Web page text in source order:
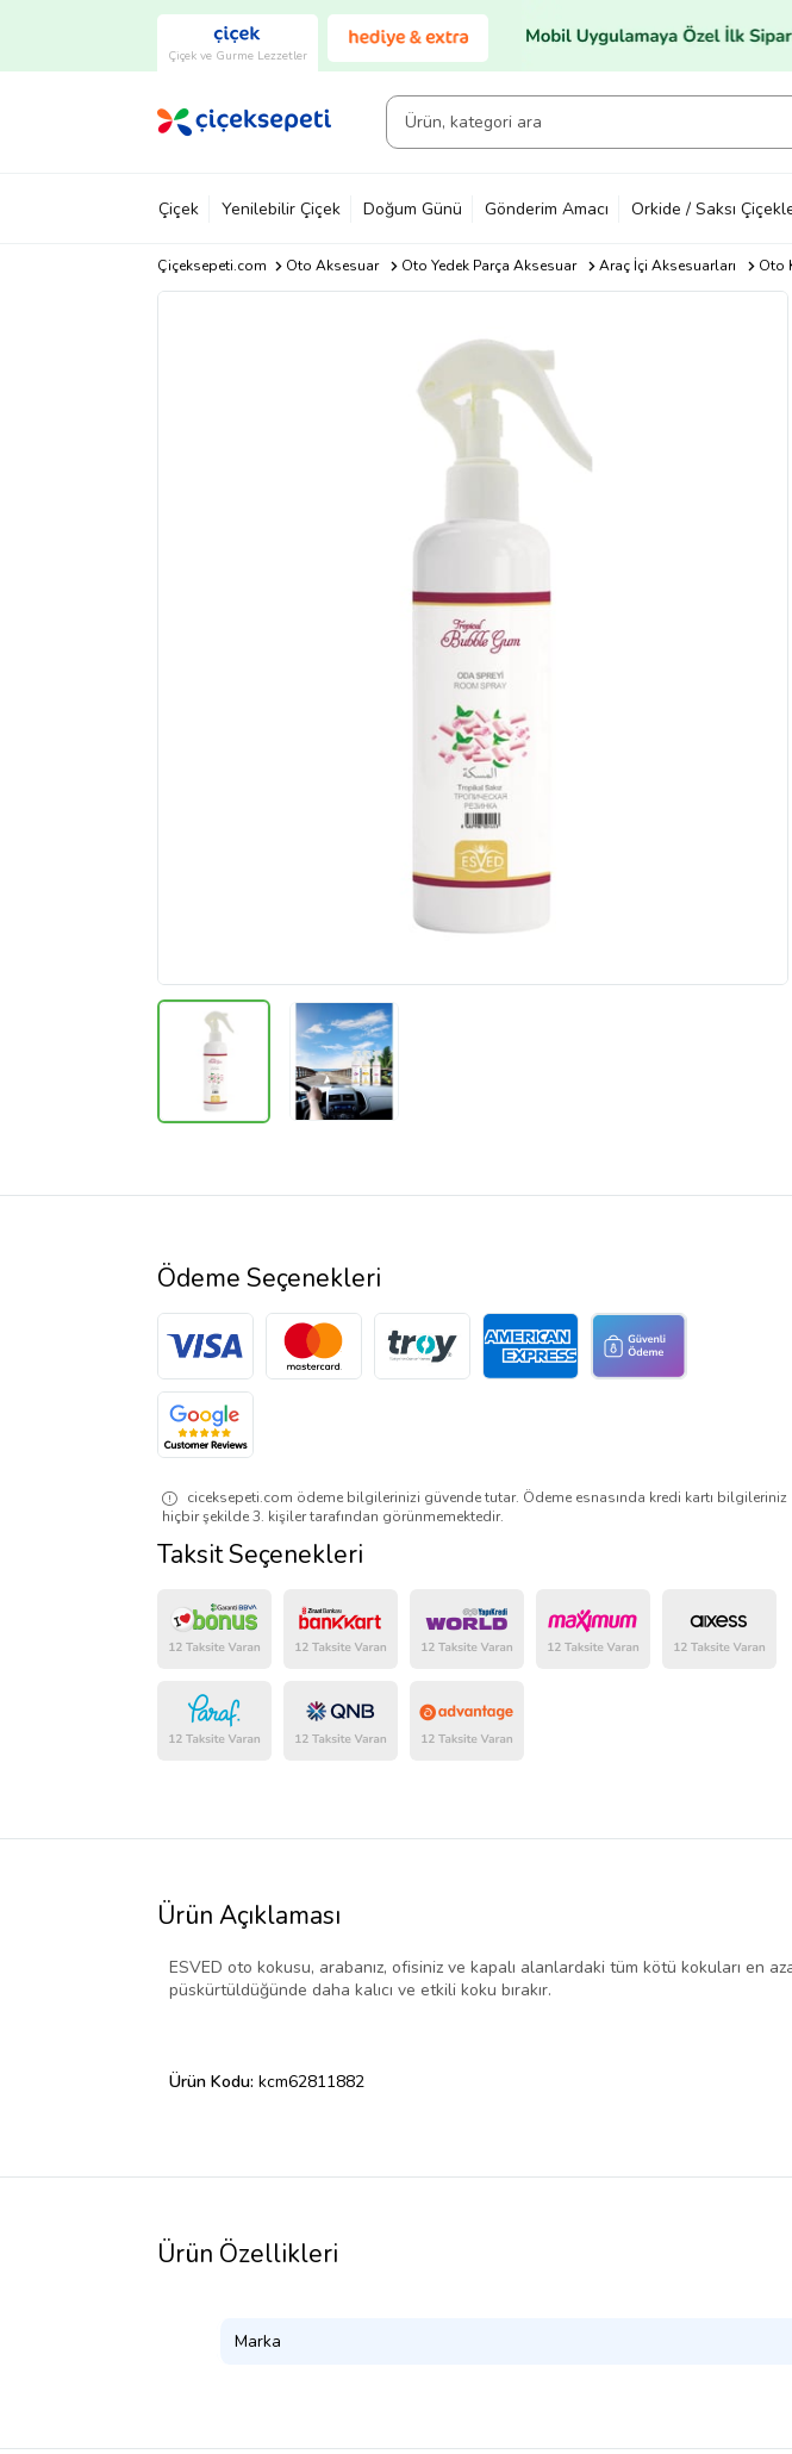
Çiçek ve Gurme Lezzetler
Çiçek Yenilebilir Çiçek Doğum Günü Gönderim Amacı Orkide / Saksı
Çiçeksepeti.com Oto Aksesuar Oto Yedek Parça Aksesuar Araç İçi Aksesuarları Oto
Ödeme Seçenekleri
ciceksepeti.com ödeme bilgilerinizi güvende tutar. Ödeme esnasında kredi kartı bilgileriniz
hiçbir şekilde 3. kişiler tarafından görünmemektedir.
Taksit Seçenekleri
Ürün Açıklaması
ESVED oto kokusu, arabanız, ofisiniz ve kapalı alanlardaki tüm kötü kokuları en
püskürtüldüğünde daha kalıcı ve etkili koku bırakır.
Ürün Kodu: kcm62811882
Ürün Özellikleri
Marka